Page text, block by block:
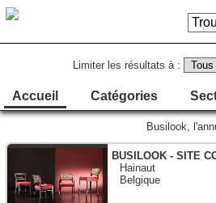
Limiter les résultats à :
Accueil Catégories
Busilook,
BUSILOOK - SITE
Hainaut
Belgique